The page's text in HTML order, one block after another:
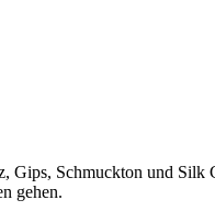
Schmuckton und Silk
gehen.